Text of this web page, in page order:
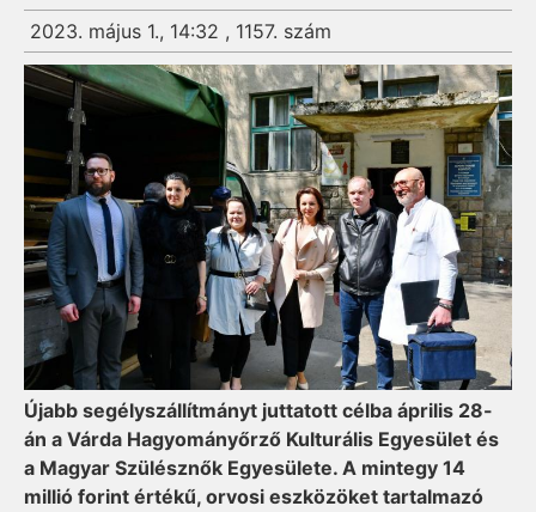
2023. május 1., 14:32 , 1157. szám
Újabb segélyszállítmányt juttatott célba április 28-
án a Várda Hagyományőrző Kulturális Egyesület és
a Magyar Szülésznők Egyesülete. A mintegy 14
millió forint értékű, orvosi eszközöket tartalmazó